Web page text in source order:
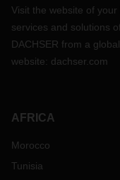
Visit the website of
services and solutions
DACHSER from a
website: dachser.com
AFRICA
Morocco
Tunisia